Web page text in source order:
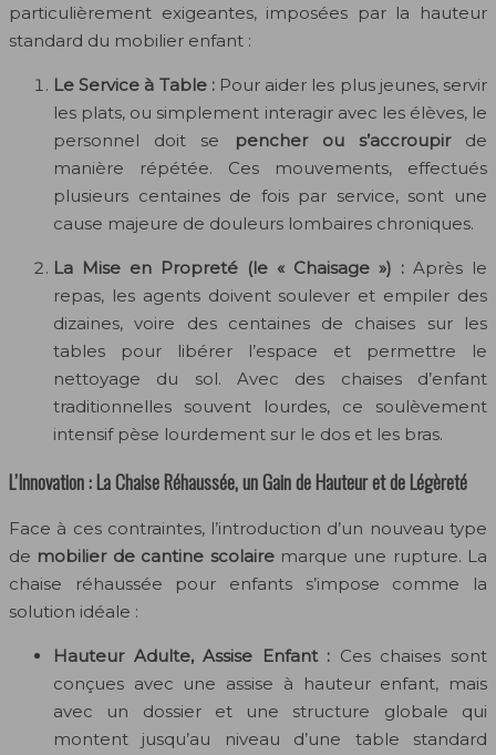
particulièrement exigeantes, imposées par la hauteur
standard du mobilier enfant :
Le Service à Table :Pour aider les plus jeunes, servir
les plats, ou simplement interagir avec les élèves, le
personnel doit se pencher ou s’accroupirde
manière répétée. Ces mouvements, effectués
plusieurs centaines de fois par service, sont une
cause majeure de douleurs lombaires chroniques.
La Mise en Propreté (le « Chaisage ») : Après le
repas, les agents doivent soulever et empiler des
dizaines, voire des centaines de chaises sur les
tables pour libérer l’espace et permettre le
nettoyage du sol. Avec des chaises d’enfant
traditionnelles souvent lourdes, ce soulèvement
intensif pèse lourdement sur le dos et les bras.
L’Innovation : La Chaise Réhaussée, un Gain de Hauteur et de Légèreté
Face à ces contraintes, l’introduction d’un nouveau type
de mobilier de cantine scolairemarque une rupture. La
chaise réhaussée pour enfants s’impose comme la
solution idéale :
Hauteur Adulte, Assise Enfant : Ces chaises sont
conçues avec une assise à hauteur enfant, mais
avec un dossier et une structure globale qui
montent jusqu’au niveau d’une table standard